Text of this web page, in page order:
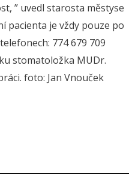
” uvedl starosta městyse
pacienta je vždy pouze po
774 679 709
stomatoložka MUDr.
foto: Jan Vnouček